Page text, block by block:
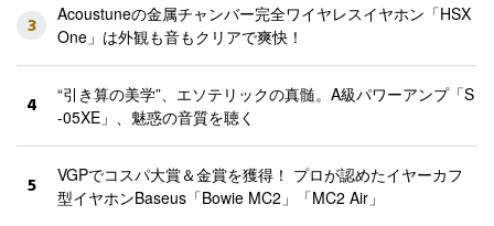
3
Acoustuneの金属チャンバー完全ワイヤレスイヤホン「HSX
One」は外観も音もクリアで爽快！
4
“引き算の美学”、エソテリックの真髄。A級パワーアンプ「S
-05XE」、魅惑の音質を聴く
5
VGPでコスパ大賞＆金賞を獲得！ プロが認めたイヤーカフ
型イヤホンBaseus「Bowie MC2」「MC2 Air」